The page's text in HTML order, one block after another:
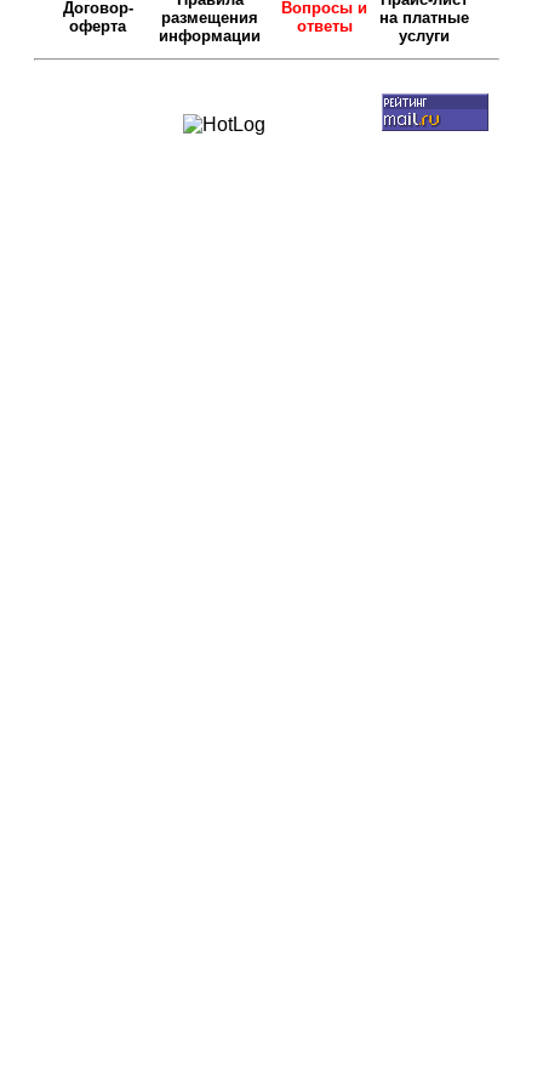
Договор-
оферта
размещения
информации
Вопросы и
ответы
на платные
услуги